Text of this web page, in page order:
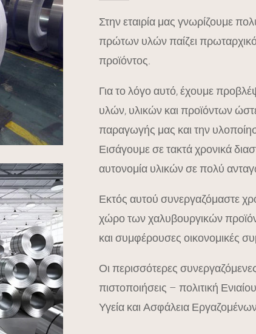
Στην εταιρία μας γνωρίζουμε
πρώτων υλών παίζει
προϊόντος.
Για το λόγο αυτό, έχουμε
υλών, υλικών και προϊόντων
παραγωγής μας και την
Εισάγουμε σε τακτά χρονικά
αυτονομία υλικών σε πολύ
Εκτός αυτού συνεργαζόμαστε
χώρο των χαλυβουργικών
και συμφέρουσες οικονομικές
Οι περισσότερες
πιστοποιήσεις – πολιτική
Υγεία και Ασφάλεια Εργαζομένων